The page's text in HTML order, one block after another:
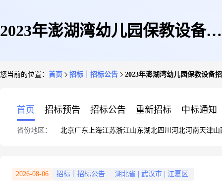
2023年澎湖湾幼儿园保教设备招
您当前的位置： 首页 招标｜招标公告 2023年澎湖湾幼儿园保教设备
首页 招标预告 招标公告 重新招标 中标通知
省份地区： 北京广东 上海江苏浙江山东湖北四川 河北河南天津山
2026-08-06 招标｜招标公告 湖北省 武汉市 江夏区